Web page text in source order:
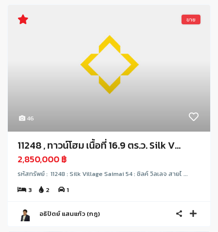
46
ขาย
11248 , ทาวน์โฮม เนื้อที่ 16.9 ตร.ว. Silk V...
2,850,000 ฿
รหัสทรัพย์ : 11248 : Silk Village Saimai 54 : ซิลค์ วิลเลจ สายไ ...
3
2 1
อธิปัตย์ แสนแก้ว (กฎ)